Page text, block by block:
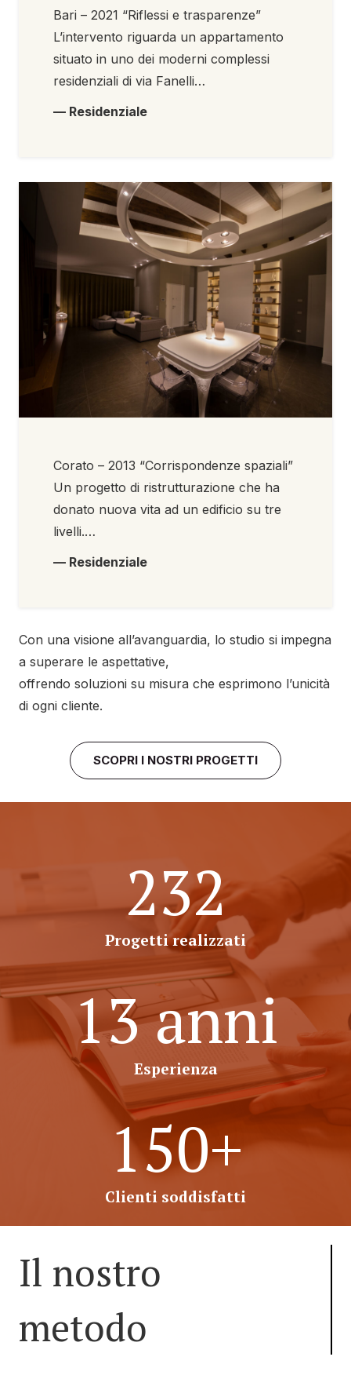
Bari – 2021 “Riflessi e trasparenze”
L’intervento riguarda un appartamento
situato in uno dei moderni complessi
residenziali di via Fanelli…
— Residenziale
Corato – 2013 “Corrispondenze spaziali”
Un progetto di ristrutturazione che ha
donato nuova vita ad un edificio su tre
livelli.…
— Residenziale
Con una visione all’avanguardia, lo studio si impegna
a superare le aspettative,
offrendo soluzioni su misura che esprimono l’unicità
di ogni cliente.
SCOPRI I NOSTRI PROGETTI
232
Progetti realizzati
13 anni
Esperienza
150+
Clienti soddisfatti
Il nostro
metodo